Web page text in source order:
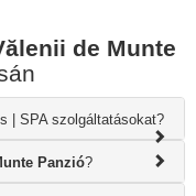
de Munte
| SPA szolgáltatásokat?
Panzió?